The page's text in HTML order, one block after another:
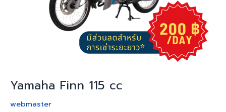
Yamaha Finn 115 cc
webmaster